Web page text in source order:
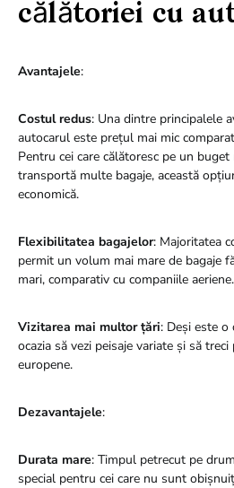
călătoriei cu
Avantajele:
Costul redus: Una dintre principalele
autocarul este prețul mai mic
Pentru cei care călătoresc pe un
transportă multe bagaje, această
economică.
Flexibilitatea bagajelor: Majoritatea
permit un volum mai mare de bagaje
mari, comparativ cu companiile aeriene.
Vizitarea mai multor țări: Deși este o
ocazia să vezi peisaje variate și să
europene.
Dezavantajele:
Durata mare: Timpul petrecut pe
special pentru cei care nu sunt